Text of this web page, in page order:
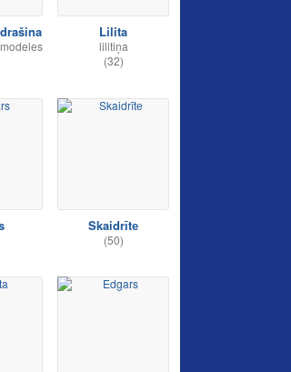
Lilita
lilitiņa
(32)
Skaidrītе
(50)